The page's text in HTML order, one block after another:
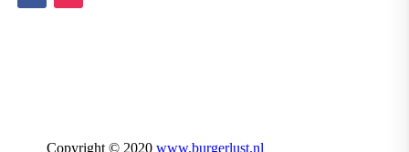
Copyright © 2020www.burgerlust.nl